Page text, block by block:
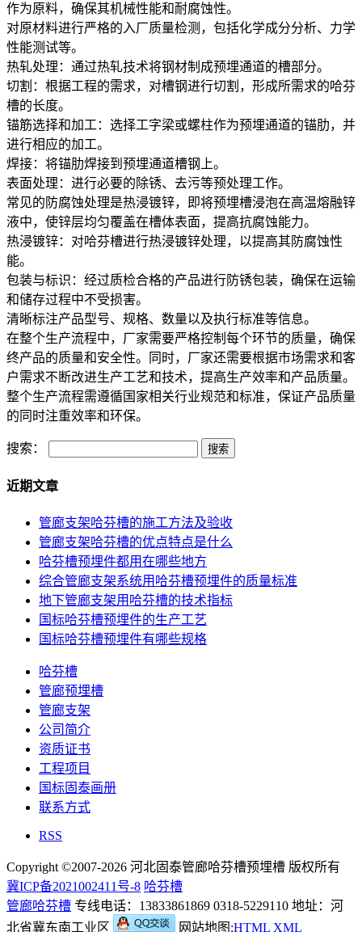
作为原料，确保其机械性能和耐腐蚀性。
对原材料进行严格的入厂质量检测，包括化学成分分析、力学
性能测试等。
热轧处理：通过热轧技术将钢材制成预埋通道的槽部分。
切割：根据工程的需求，对槽钢进行切割，形成所需求的哈芬
槽的长度。
锚筋选择和加工：选择工字梁或螺柱作为预埋通道的锚肋，并
进行相应的加工。
焊接：将锚肋焊接到预埋通道槽钢上。
表面处理：进行必要的除锈、去污等预处理工作。
常见的防腐蚀处理是热浸镀锌，即将预埋槽浸泡在高温熔融锌
液中，使锌层均匀覆盖在槽体表面，提高抗腐蚀能力。
热浸镀锌：对哈芬槽进行热浸镀锌处理，以提高其防腐蚀性
能。
包装与标识：经过质检合格的产品进行防锈包装，确保在运输
和储存过程中不受损害。
清晰标注产品型号、规格、数量以及执行标准等信息。
在整个生产流程中，厂家需要严格控制每个环节的质量，确保
终产品的质量和安全性。同时，厂家还需要根据市场需求和客
户需求不断改进生产工艺和技术，提高生产效率和产品质量。
整个生产流程需遵循国家相关行业规范和标准，保证产品质量
的同时注重效率和环保。
搜索：
近期文章
管廊支架哈芬槽的施工方法及验收
管廊支架哈芬槽的优点特点是什么
哈芬槽预埋件都用在哪些地方
综合管廊支架系统用哈芬槽预埋件的质量标准
地下管廊支架用哈芬槽的技术指标
国标哈芬槽预埋件的生产工艺
国标哈芬槽预埋件有哪些规格
哈芬槽
管廊预埋槽
管廊支架
公司简介
资质证书
工程项目
国标固泰画册
联系方式
RSS
Copyright ©2007-2026 河北固泰管廊哈芬槽预埋槽 版权所有
冀ICP备2021002411号-8 哈芬槽
管廊哈芬槽 专线电话：13833861869 0318-5229110 地址：河
北省冀东南工业区
网站地图:HTML XML